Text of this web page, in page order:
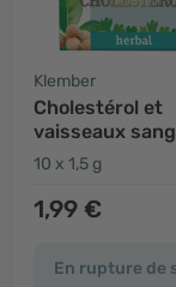
Klember
Cholestérol et
vaisseaux
tisane à la
et au curcuma
10 x 1,5 g
1,99 €
En rupture de